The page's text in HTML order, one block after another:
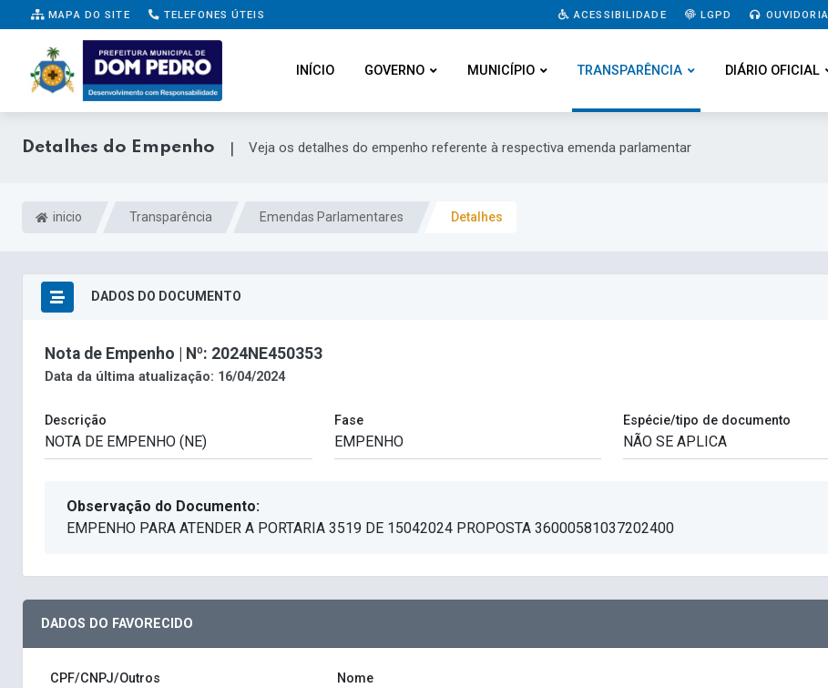
MAPA DO SITE TELEFONES ÚTEIS ACESSIBILIDADE LGPD OUVIDORIA
INÍCIO GOVERNO MUNICÍPIO TRANSPARÊNCIA DIÁRIO OFICIAL
Detalhes do Empenho | Veja os detalhes do empenho referente à respectiva emenda parlamentar
inicio Transparência Emendas Parlamentares Detalhes
DADOS DO DOCUMENTO
Nota de Empenho | Nº: 2024NE450353
Data da última atualização: 16/04/2024
Descrição Fase Espécie/tipo de documento
Observação do Documento:
EMPENHO PARA ATENDER A PORTARIA 3519 DE 15042024 PROPOSTA 36000581037202400
DADOS DO FAVORECIDO
CPF/CNPJ/Outros Nome